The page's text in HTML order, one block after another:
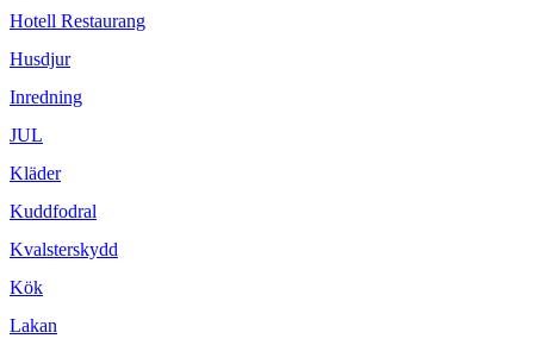
Hotell Restaurang
Husdjur
Inredning
JUL
Kläder
Kuddfodral
Kvalsterskydd
Kök
Lakan